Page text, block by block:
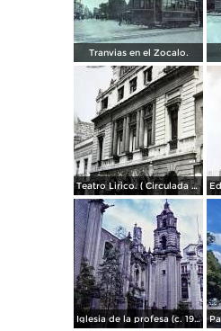
Tranvias en el Zocalo.
Teatro Lirico. ( Circulada el 1 de Agosto de 1926 ).
Iglesia de la profesa (c. 1950)